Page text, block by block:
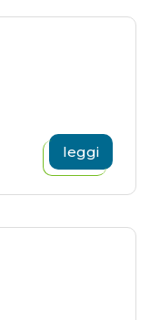
leggi